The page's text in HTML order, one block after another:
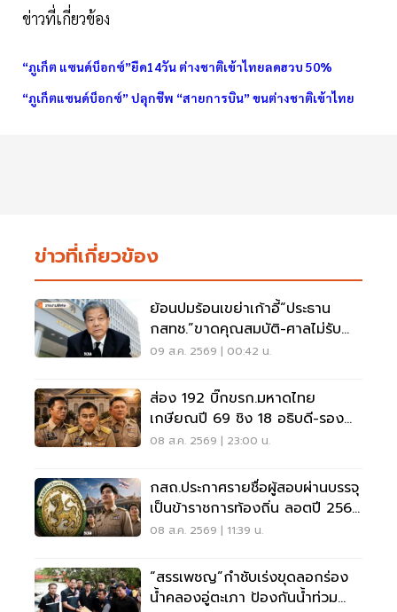
ข่าวที่เกี่ยวข้อง
“ภูเก็ต แซนด์บ็อกซ์”ยืด14วัน ต่างชาติเข้าไทยลดฮวบ 50%
“ภูเก็ตแซนด์บ็อกซ์” ปลุกชีพ “สายการบิน” ขนต่างชาติเข้าไทย
ข่าวที่เกี่ยวข้อง
ย้อนปมร้อนเขย่าเก้าอี้“ประธาน
กสทช.”ขาดคุณสมบัติ-ศาลไม่รับคำ
ฟ้อง
09 ส.ค. 2569 | 00:42 น.
ส่อง 192 บิ๊กขรก.มหาดไทย
เกษียณปี 69 ชิง 18 อธิบดี-รอง
ปลัด-ผู้ว่าฯ
08 ส.ค. 2569 | 23:00 น.
กสถ.ประกาศรายชื่อผู้สอบผ่านบรรจุ
เป็นข้าราชการท้องถิ่น ลอตปี 2568
ใหม่
08 ส.ค. 2569 | 11:39 น.
“สรรเพชญ”กำชับเร่งขุดลอกร่อง
น้ำคลองอู่ตะเภา ป้องกันน้ำท่วม